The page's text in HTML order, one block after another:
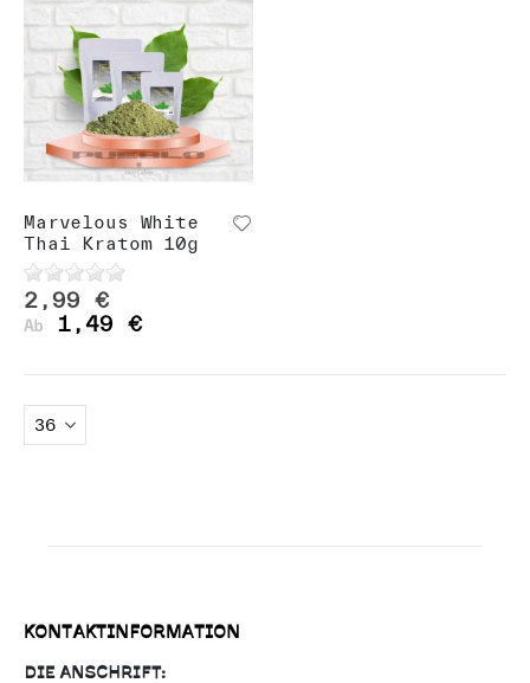
Marvelous White
Thai Kratom 10g
2,99 €
Ab 1,49 €
KONTAKTINFORMATION
DIE ANSCHRIFT: